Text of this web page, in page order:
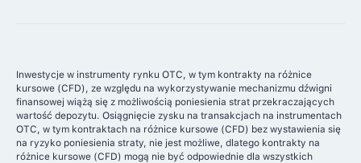
Inwestycje w instrumenty rynku OTC, w tym kontrakty na różnice
kursowe (CFD), ze względu na wykorzystywanie mechanizmu dźwigni
finansowej wiążą się z możliwością poniesienia strat przekraczających
wartość depozytu. Osiągnięcie zysku na transakcjach na instrumentach
OTC, w tym kontraktach na różnice kursowe (CFD) bez wystawienia się
na ryzyko poniesienia straty, nie jest możliwe, dlatego kontrakty na
różnice kursowe (CFD) mogą nie być odpowiednie dla wszystkich